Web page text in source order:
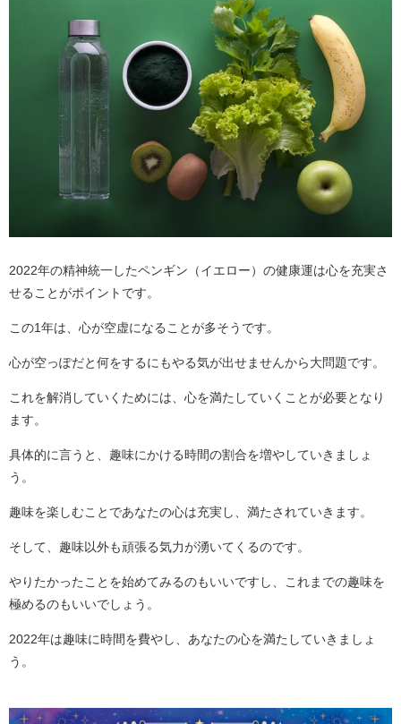
2022年の精神統一したペンギン（イエロー）の健康運は心を充実さ
せることがポイントです。
この1年は、心が空虚になることが多そうです。
心が空っぽだと何をするにもやる気が出せませんから大問題です。
これを解消していくためには、心を満たしていくことが必要となり
ます。
具体的に言うと、趣味にかける時間の割合を増やしていきましょ
う。
趣味を楽しむことであなたの心は充実し、満たされていきます。
そして、趣味以外も頑張る気力が湧いてくるのです。
やりたかったことを始めてみるのもいいですし、これまでの趣味を
極めるのもいいでしょう。
2022年は趣味に時間を費やし、あなたの心を満たしていきましょ
う。